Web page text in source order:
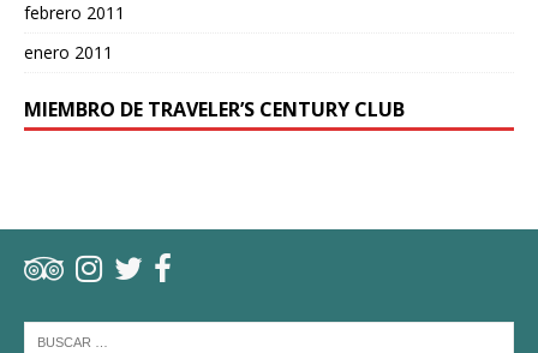
febrero 2011
enero 2011
MIEMBRO DE TRAVELER’S CENTURY CLUB